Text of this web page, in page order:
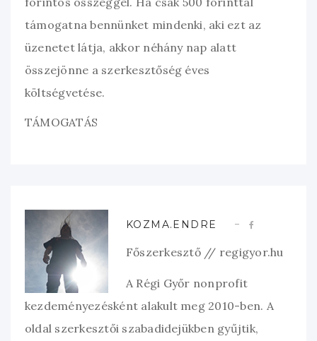
támogatna bennünket mindenki, aki ezt az
üzenetet látja, akkor néhány nap alatt
összejönne a szerkesztőség éves
költségvetése.
TÁMOGATÁS
KOZMA.ENDRE
Főszerkesztő // regigyor.hu
A Régi Győr nonprofit
kezdeményezésként alakult meg 2010-ben. A
oldal szerkesztői szabadidejükben gyűjtik,